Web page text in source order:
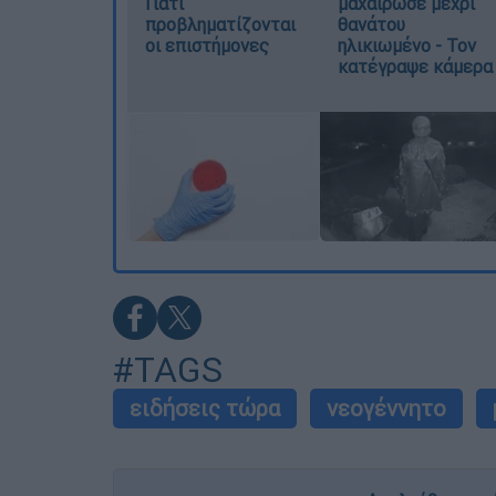
προβληματίζονται
οι επιστήμονες
θανάτου
ηλικιωμένο - Τον
κατέγραψε κάμερα
#TAGS
ειδήσεις τώρα νεογέννητο